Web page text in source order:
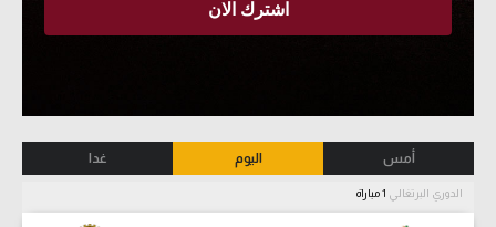
أمس اليوم غدا
الدوري البرتغالي